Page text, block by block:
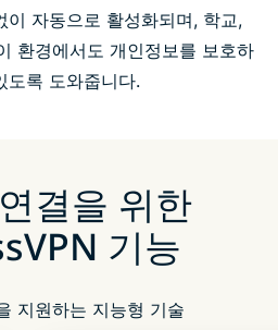
이 자동으로 활성화되며, 학교,
환경에서도 개인정보를 보호하
도록 도와줍니다.
결을 위한
기능
지원하는 지능형 기술